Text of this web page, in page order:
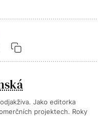
Jako editorka
projektech. Roky